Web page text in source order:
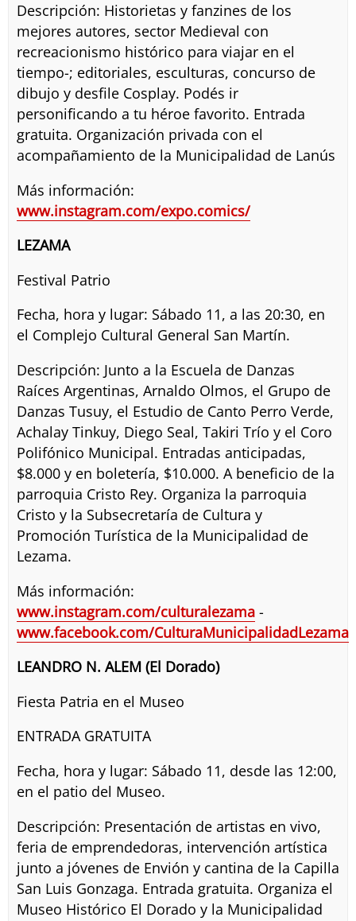
Descripción: Historietas y fanzines de los
mejores autores, sector Medieval con
recreacionismo histórico para viajar en el
tiempo-; editoriales, esculturas, concurso de
dibujo y desfile Cosplay. Podés ir
personificando a tu héroe favorito. Entrada
gratuita. Organización privada con el
acompañamiento de la Municipalidad de Lanús
Más información:
www.instagram.com/expo.comics/
LEZAMA
Festival Patrio
Fecha, hora y lugar: Sábado 11, a las 20:30, en
el Complejo Cultural General San Martín.
Descripción: Junto a la Escuela de Danzas
Raíces Argentinas, Arnaldo Olmos, el Grupo de
Danzas Tusuy, el Estudio de Canto Perro Verde,
Achalay Tinkuy, Diego Seal, Takiri Trío y el Coro
Polifónico Municipal. Entradas anticipadas,
$8.000 y en boletería, $10.000. A beneficio de la
parroquia Cristo Rey. Organiza la parroquia
Cristo y la Subsecretaría de Cultura y
Promoción Turística de la Municipalidad de
Lezama.
Más información:
www.instagram.com/culturalezama-
www.facebook.com/CulturaMunicipalidadLezama
LEANDRO N. ALEM (El Dorado)
Fiesta Patria en el Museo
ENTRADA GRATUITA
Fecha, hora y lugar: Sábado 11, desde las 12:00,
en el patio del Museo.
Descripción: Presentación de artistas en vivo,
feria de emprendedoras, intervención artística
junto a jóvenes de Envión y cantina de la Capilla
San Luis Gonzaga. Entrada gratuita. Organiza el
Museo Histórico El Dorado y la Municipalidad